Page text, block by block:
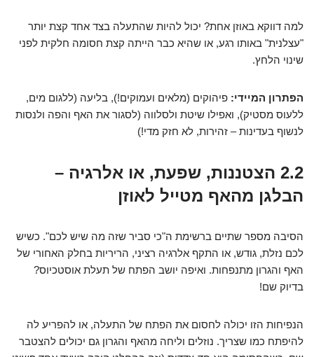
למה דווקא באוזן אחת? יכול להיות שהתעלה בצד אחד קצת יותר
"עצלנית" באותו רגע, או שהיא כבר הייתה קצת חסומה חלקית לפני
שינוי הלחץ.
הפתרון המיידי: פיהוקים (מלאים ועמוקים!), בליעה (ללגום מים,
ללעוס מסטיק), ואפילו שיטת ולסלווה (לסגור את האף והפה ולנסות
לנשוף בעדינות – זהירות, לא חזק מדי!)
2.2 הצטננות, שפעת, או אלרגיה –
הבלגן מהאף מטייל לאוזן
הסיבה מספר שתיים ברשימת ה"כי סביר שזה מה שיש לכם". כשיש
לכם נזלת, גודש, או התקף אלרגיה רציני, הריריות בחלק האחורי של
האף והגרון מתנפחות. ואיפה יושב הפתח של תעלת אוסטכיוס?
בדיוק שם!
הנפיחות הזו יכולה לחסום את הפתח של התעלה, או להפריע לה
להיפתח כמו שצריך. נוזלים וליחה מהאף והגרון גם יכולים להצטבר